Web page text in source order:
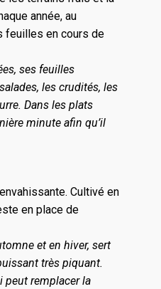
année, au
feuilles en cours de
ses feuilles
les crudités, les
Dans les plats
minute afin qu’il
Cultivé en
en place de
et en hiver, sert
très piquant.
peut remplacer la